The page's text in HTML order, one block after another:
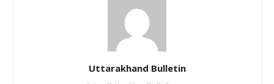
Uttarakhand Bulletin